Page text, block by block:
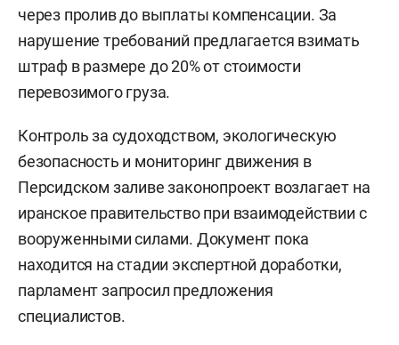
через пролив до выплаты компенсации. За
нарушение требований предлагается взимать
штраф в размере до 20% от стоимости
перевозимого груза.
Контроль за судоходством, экологическую
безопасность и мониторинг движения в
Персидском заливе законопроект возлагает на
иранское правительство при взаимодействии с
вооруженными силами. Документ пока
находится на стадии экспертной доработки,
парламент запросил предложения
специалистов.